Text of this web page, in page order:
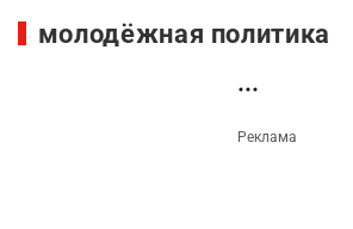
молодёжная политика